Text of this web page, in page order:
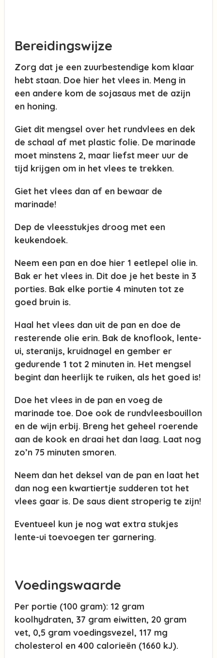
Bereidingswijze
Zorg dat je een zuurbestendige kom klaar
hebt staan. Doe hier het vlees in. Meng in
een andere kom de sojasaus met de azijn
en honing.
Giet dit mengsel over het rundvlees en dek
de schaal af met plastic folie. De marinade
moet minstens 2, maar liefst meer uur de
tijd krijgen om in het vlees te trekken.
Giet het vlees dan af en bewaar de
marinade!
Dep de vleesstukjes droog met een
keukendoek.
Neem een pan en doe hier 1 eetlepel olie in.
Bak er het vlees in. Dit doe je het beste in 3
porties. Bak elke portie 4 minuten tot ze
goed bruin is.
Haal het vlees dan uit de pan en doe de
resterende olie erin. Bak de knoflook, lente-
ui, steranijs, kruidnagel en gember er
gedurende 1 tot 2 minuten in. Het mengsel
begint dan heerlijk te ruiken, als het goed is!
Doe het vlees in de pan en voeg de
marinade toe. Doe ook de rundvleesbouillon
en de wijn erbij. Breng het geheel roerende
aan de kook en draai het dan laag. Laat nog
zo’n 75 minuten smoren.
Neem dan het deksel van de pan en laat het
dan nog een kwartiertje sudderen tot het
vlees gaar is. De saus dient stroperig te zijn!
Eventueel kun je nog wat extra stukjes
lente-ui toevoegen ter garnering.
Voedingswaarde
Per portie (100 gram): 12 gram
koolhydraten, 37 gram eiwitten, 20 gram
vet, 0,5 gram voedingsvezel, 117 mg
cholesterol en 400 calorieën (1660 kJ).